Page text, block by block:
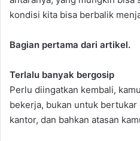
kondisi kita bisa berbalik
Bagian pertama dari artikel.
Terlalu banyak bergosip
Perlu diingatkan kembali,
bekerja, bukan untuk
kantor, dan bahkan atasan